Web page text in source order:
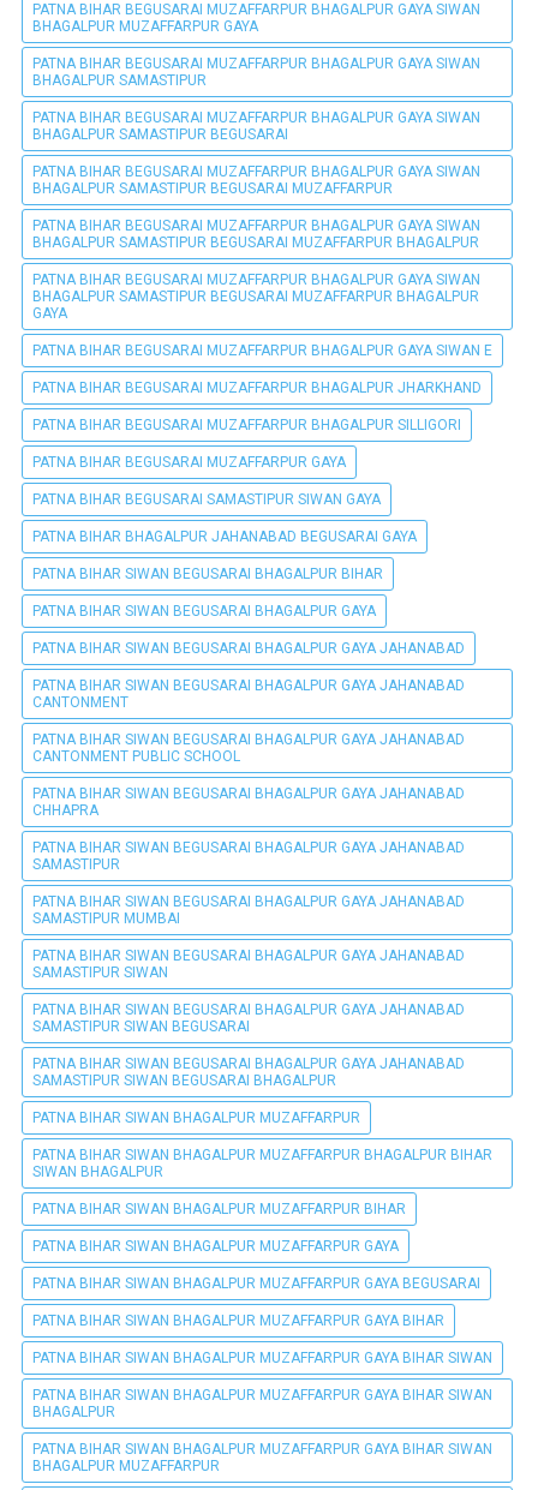
PATNA BIHAR BEGUSARAI MUZAFFARPUR BHAGALPUR GAYA SIWAN
BHAGALPUR MUZAFFARPUR GAYA
PATNA BIHAR BEGUSARAI MUZAFFARPUR BHAGALPUR GAYA SIWAN
BHAGALPUR SAMASTIPUR
PATNA BIHAR BEGUSARAI MUZAFFARPUR BHAGALPUR GAYA SIWAN
BHAGALPUR SAMASTIPUR BEGUSARAI
PATNA BIHAR BEGUSARAI MUZAFFARPUR BHAGALPUR GAYA SIWAN
BHAGALPUR SAMASTIPUR BEGUSARAI MUZAFFARPUR
PATNA BIHAR BEGUSARAI MUZAFFARPUR BHAGALPUR GAYA SIWAN
BHAGALPUR SAMASTIPUR BEGUSARAI MUZAFFARPUR BHAGALPUR
PATNA BIHAR BEGUSARAI MUZAFFARPUR BHAGALPUR GAYA SIWAN
BHAGALPUR SAMASTIPUR BEGUSARAI MUZAFFARPUR BHAGALPUR
GAYA
PATNA BIHAR BEGUSARAI MUZAFFARPUR BHAGALPUR GAYA SIWAN E
PATNA BIHAR BEGUSARAI MUZAFFARPUR BHAGALPUR JHARKHAND
PATNA BIHAR BEGUSARAI MUZAFFARPUR BHAGALPUR SILLIGORI
PATNA BIHAR BEGUSARAI MUZAFFARPUR GAYA
PATNA BIHAR BEGUSARAI SAMASTIPUR SIWAN GAYA
PATNA BIHAR BHAGALPUR JAHANABAD BEGUSARAI GAYA
PATNA BIHAR SIWAN BEGUSARAI BHAGALPUR BIHAR
PATNA BIHAR SIWAN BEGUSARAI BHAGALPUR GAYA
PATNA BIHAR SIWAN BEGUSARAI BHAGALPUR GAYA JAHANABAD
PATNA BIHAR SIWAN BEGUSARAI BHAGALPUR GAYA JAHANABAD
CANTONMENT
PATNA BIHAR SIWAN BEGUSARAI BHAGALPUR GAYA JAHANABAD
CANTONMENT PUBLIC SCHOOL
PATNA BIHAR SIWAN BEGUSARAI BHAGALPUR GAYA JAHANABAD
CHHAPRA
PATNA BIHAR SIWAN BEGUSARAI BHAGALPUR GAYA JAHANABAD
SAMASTIPUR
PATNA BIHAR SIWAN BEGUSARAI BHAGALPUR GAYA JAHANABAD
SAMASTIPUR MUMBAI
PATNA BIHAR SIWAN BEGUSARAI BHAGALPUR GAYA JAHANABAD
SAMASTIPUR SIWAN
PATNA BIHAR SIWAN BEGUSARAI BHAGALPUR GAYA JAHANABAD
SAMASTIPUR SIWAN BEGUSARAI
PATNA BIHAR SIWAN BEGUSARAI BHAGALPUR GAYA JAHANABAD
SAMASTIPUR SIWAN BEGUSARAI BHAGALPUR
PATNA BIHAR SIWAN BHAGALPUR MUZAFFARPUR
PATNA BIHAR SIWAN BHAGALPUR MUZAFFARPUR BHAGALPUR BIHAR
SIWAN BHAGALPUR
PATNA BIHAR SIWAN BHAGALPUR MUZAFFARPUR BIHAR
PATNA BIHAR SIWAN BHAGALPUR MUZAFFARPUR GAYA
PATNA BIHAR SIWAN BHAGALPUR MUZAFFARPUR GAYA BEGUSARAI
PATNA BIHAR SIWAN BHAGALPUR MUZAFFARPUR GAYA BIHAR
PATNA BIHAR SIWAN BHAGALPUR MUZAFFARPUR GAYA BIHAR SIWAN
PATNA BIHAR SIWAN BHAGALPUR MUZAFFARPUR GAYA BIHAR SIWAN
BHAGALPUR
PATNA BIHAR SIWAN BHAGALPUR MUZAFFARPUR GAYA BIHAR SIWAN
BHAGALPUR MUZAFFARPUR